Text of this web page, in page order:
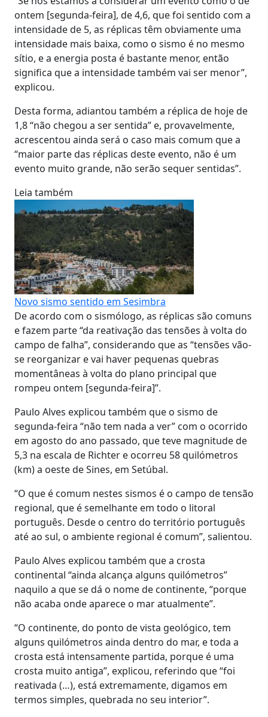
ontem [segunda-feira], de 4,6, que foi sentido com a
intensidade de 5, as réplicas têm obviamente uma
intensidade mais baixa, como o sismo é no mesmo
sítio, e a energia posta é bastante menor, então
significa que a intensidade também vai ser menor”,
explicou.
Desta forma, adiantou também a réplica de hoje de
1,8 “não chegou a ser sentida” e, provavelmente,
acrescentou ainda será o caso mais comum que a
“maior parte das réplicas deste evento, não é um
evento muito grande, não serão sequer sentidas”.
Leia também
Novo sismo sentido em Sesimbra
De acordo com o sismólogo, as réplicas são comuns
e fazem parte “da reativação das tensões à volta do
campo de falha”, considerando que as “tensões vão-
se reorganizar e vai haver pequenas quebras
momentâneas à volta do plano principal que
rompeu ontem [segunda-feira]”.
Paulo Alves explicou também que o sismo de
segunda-feira “não tem nada a ver” com o ocorrido
em agosto do ano passado, que teve magnitude de
5,3 na escala de Richter e ocorreu 58 quilómetros
(km) a oeste de Sines, em Setúbal.
“O que é comum nestes sismos é o campo de tensão
regional, que é semelhante em todo o litoral
português. Desde o centro do território português
até ao sul, o ambiente regional é comum”, salientou.
Paulo Alves explicou também que a crosta
continental “ainda alcança alguns quilómetros”
naquilo a que se dá o nome de continente, “porque
não acaba onde aparece o mar atualmente”.
“O continente, do ponto de vista geológico, tem
alguns quilómetros ainda dentro do mar, e toda a
crosta está intensamente partida, porque é uma
crosta muito antiga”, explicou, referindo que “foi
reativada (…), está extremamente, digamos em
termos simples, quebrada no seu interior”.